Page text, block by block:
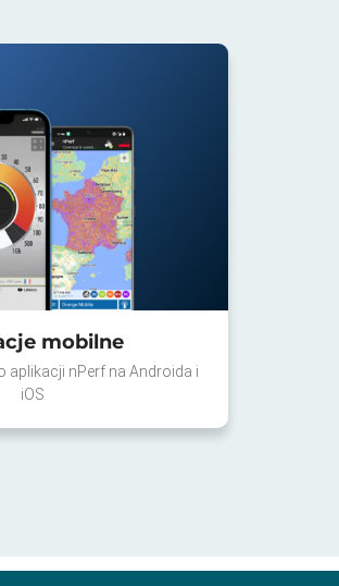
mobilne
aplikacji nPerf na Androida i
iOS